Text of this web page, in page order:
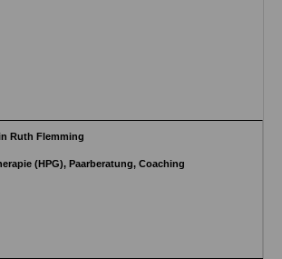
Ruth Flemming
(HPG), Paarberatung, Coaching